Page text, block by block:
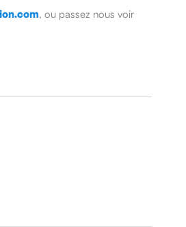
, ou passez nous voir